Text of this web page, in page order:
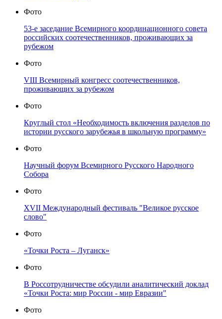
Фото
53-е заседание Всемирного координационного совета
российских соотечественников, проживающих за
рубежом
Фото
VIII Всемирный конгресс соотечественников,
проживающих за рубежом
Фото
Круглый стол «Необходимость включения разделов по
истории русского зарубежья в школьную программу»
Фото
Научный форум Всемирного Русского Народного
Собора
Фото
XVII Международный фестиваль "Великое русское
слово"
Фото
«Точки Роста – Луганск»
Фото
В Россотрудничестве обсудили аналитический доклад
«Точки Роста: мир России - мир Евразии"
Фото